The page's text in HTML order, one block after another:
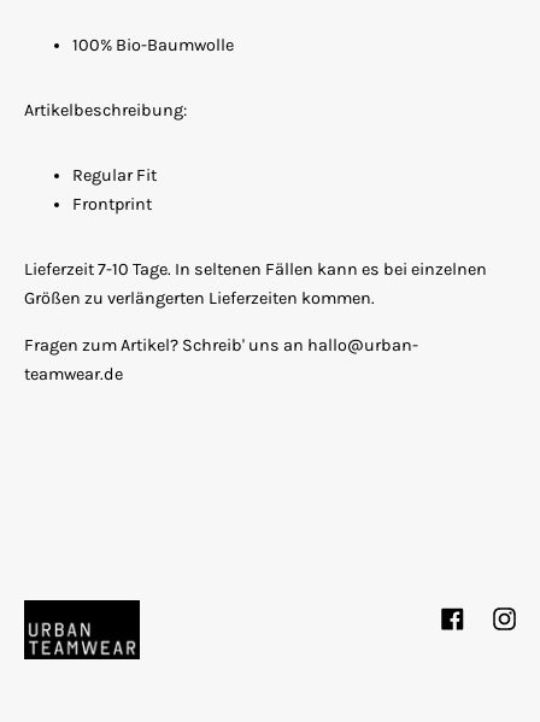
100% Bio-Baumwolle
Artikelbeschreibung:
Regular Fit
Frontprint
Lieferzeit 7-10 Tage. In seltenen Fällen kann es bei einzelnen
Größen zu verlängerten Lieferzeiten kommen.
Fragen zum Artikel? Schreib' uns an hallo@urban-
teamwear.de
Facebook